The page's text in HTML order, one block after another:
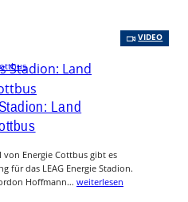
VIDEO
Land
Energie Cottbus gibt es
für das LEAG Energie Stadion.
Hoffmann… weiterlesen